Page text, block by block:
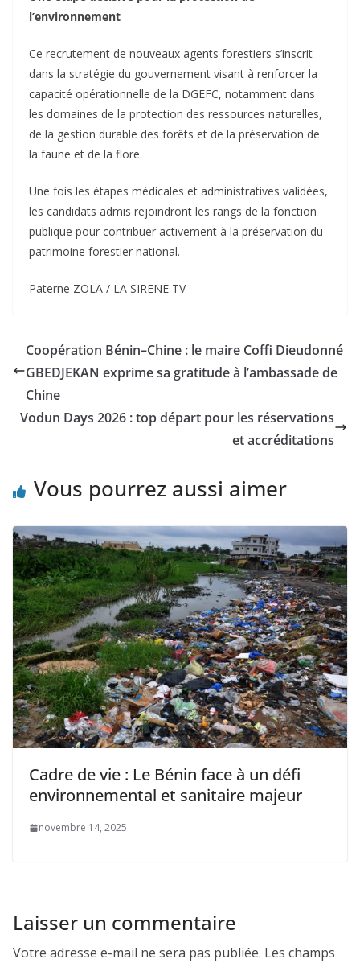
l’environnement
‎Ce recrutement de nouveaux agents forestiers s’inscrit
dans la stratégie du gouvernement visant à renforcer la
capacité opérationnelle de la DGEFC, notamment dans
les domaines de la protection des ressources naturelles,
de la gestion durable des forêts et de la préservation de
la faune et de la flore.
‎Une fois les étapes médicales et administratives validées,
les candidats admis rejoindront les rangs de la fonction
publique pour contribuer activement à la préservation du
patrimoine forestier national.
‎Paterne ZOLA / LA SIRENE TV
Coopération Bénin–Chine : le maire Coffi Dieudonné
GBEDJEKAN exprime sa gratitude à l’ambassade de
Chine
Vodun Days 2026 : top départ pour les réservations
et accréditations
Vous pourrez aussi aimer
Cadre de vie : Le Bénin face à un défi
environnemental et sanitaire majeur
novembre 14, 2025
Laisser un commentaire
Votre adresse e-mail ne sera pas publiée. Les champs